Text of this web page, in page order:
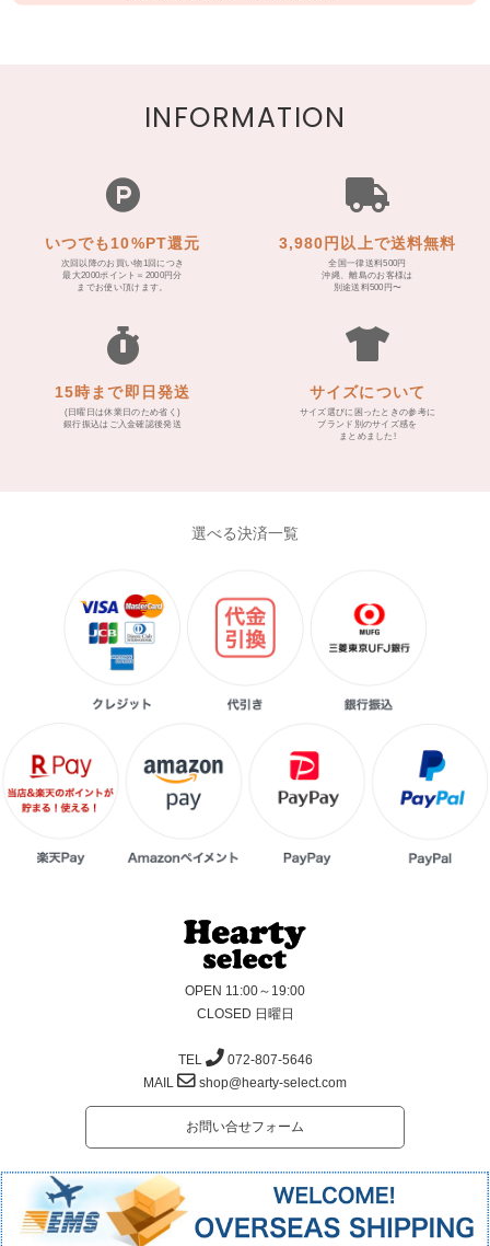
INFORMATION
いつでも10%PT還元
次回以降のお買い物1回につき
最大2000ポイント＝2000円分
までお使い頂けます。
3,980円以上で送料無料
全国一律送料500円
沖縄、離島のお客様は
別途送料500円〜
15時まで即日発送
(日曜日は休業日のため省く)
銀行振込はご入金確認後発送
サイズについて
サイズ選びに困ったときの参考に
ブランド別のサイズ感を
まとめました!
選べる決済一覧
OPEN 11:00～19:00
CLOSED 日曜日
TEL
072-807-5646
MAIL
shop@hearty-select.com
お問い合せフォーム